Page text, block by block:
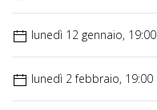
lunedì 12 gennaio, 19:00
lunedì 2 febbraio, 19:00